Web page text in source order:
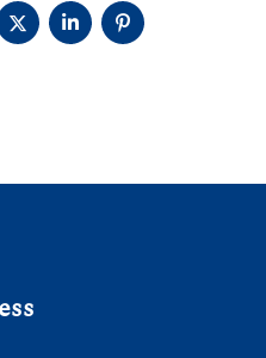
DELA
PÅ
DELA
PÅ
DELA
PÅ